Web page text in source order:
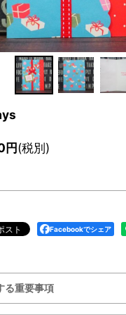
円(税別)
Facebookでシェア
る重要事項